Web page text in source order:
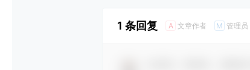
1 条回复 A 文章作者 M 管理员